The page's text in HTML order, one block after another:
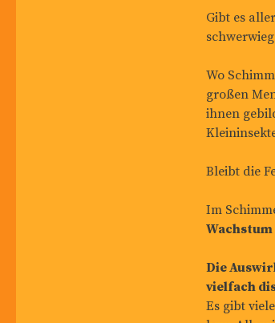
Gibt es
Wo
großen
ihnen
Bleibt die
Im
Wachstum
Die
vielfach
Es gibt